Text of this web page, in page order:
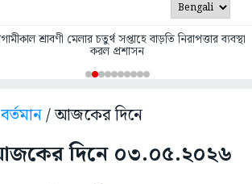
শ্রাবণী মেলার চতুর্থ সপ্তাহে বাড়তি নিরাপত্তার ব্যবস্থা
করল প্রশাসন
বর্তমান/ আজকের দিনে
দিনে ০৩.০৫.২০২৬